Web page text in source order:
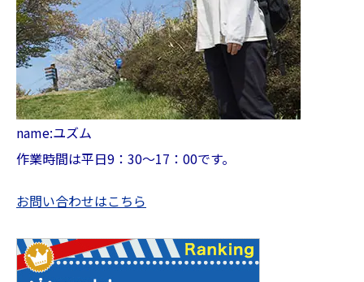
name:ユズム
作業時間は平日9：30～17：00です。
お問い合わせはこちら